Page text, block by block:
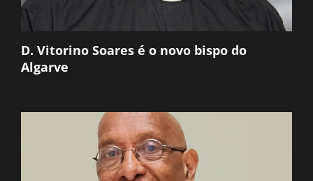
D. Vitorino Soares é o novo bispo do
Algarve